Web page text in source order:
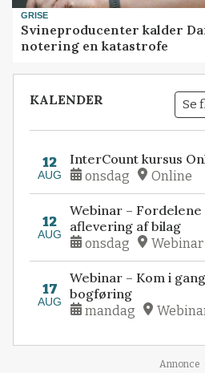
GRISE
Svineproducenter kalder
notering en katastrofe
KALENDER Se
12
AUG
InterCount kursus
onsdag Online
12
AUG
Webinar –
aflevering af bilag
onsdag Webinar
17
AUG
Webinar – Kom i
bogføring
mandag
Annonce